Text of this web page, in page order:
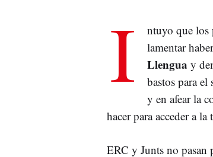
I ntuyo que los
lamentar
Llengua y
bastos para
y en afear la
hacer para acceder a
ERC y Junts no pasan